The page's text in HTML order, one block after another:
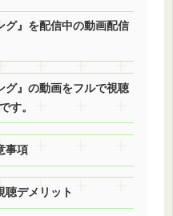
グ』を配信中の動画配信
グ』の動画をフルで視聴
す。
事項
聴デメリット